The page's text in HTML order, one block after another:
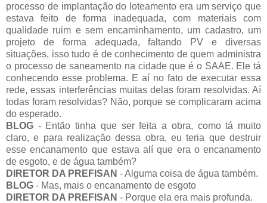
processo de implantação do loteamento era um serviço que
estava feito de forma inadequada, com materiais com
qualidade ruim e sem encaminhamento, um cadastro, um
projeto de forma adequada, faltando PV e diversas
situações, isso tudo é de conhecimento de quem administra
o processo de saneamento na cidade que é o SAAE. Ele tá
conhecendo esse problema. E aí no fato de executar essa
rede, essas interferências muitas delas foram resolvidas. Aí
todas foram resolvidas? Não, porque se complicaram acima
do esperado.
BLOG - Então tinha que ser feita a obra, como tá muito
claro, e para realização dessa obra, eu teria que destruir
esse encanamento que estava alí que era o encanamento
de esgoto, e de água também?
DIRETOR DA PREFISAN - Alguma coisa de água também.
BLOG - Mas, mais o encanamento de esgoto
DIRETOR DA PREFISAN - Porque ela era mais profunda.